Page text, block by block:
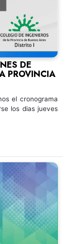
DE
PROVINCIA
el cronograma
los dias jueves